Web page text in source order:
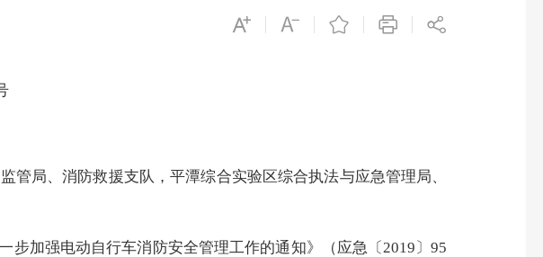
局、消防救援支队，平潭综合实验区综合执法与应急管理局、
步加强电动自行车消防安全管理工作的通知》（应急〔2019 〕95